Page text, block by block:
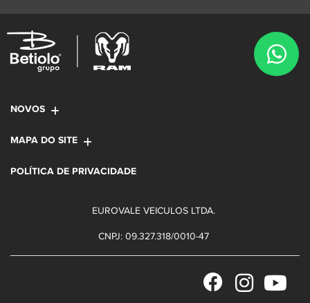
NOVOS
MAPA DO SITE
POLÍTICA DE PRIVACIDADE
EUROVALE VEICULOS LTDA.
CNPJ: 09.327.318/0010-47